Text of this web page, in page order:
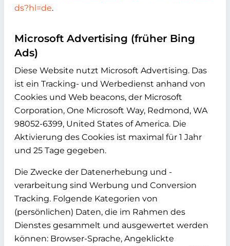
ds?hl=de.
Microsoft Advertising (früher Bing
Ads)
Diese Website nutzt Microsoft Advertising. Das
ist ein Tracking- und Werbedienst anhand von
Cookies und Web beacons, der Microsoft
Corporation, One Microsoft Way, Redmond, WA
98052-6399, United States of America. Die
Aktivierung des Cookies ist maximal für 1 Jahr
und 25 Tage gegeben.
Die Zwecke der Datenerhebung und -
verarbeitung sind Werbung und Conversion
Tracking. Folgende Kategorien von
(persönlichen) Daten, die im Rahmen des
Dienstes gesammelt und ausgewertet werden
können: Browser-Sprache, Angeklickte